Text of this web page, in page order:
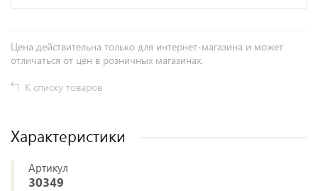
Цена действительна только для интернет-магазина и может
отличаться от цен в розничных магазинах.
К списку товаров
Характеристики
Артикул
30349